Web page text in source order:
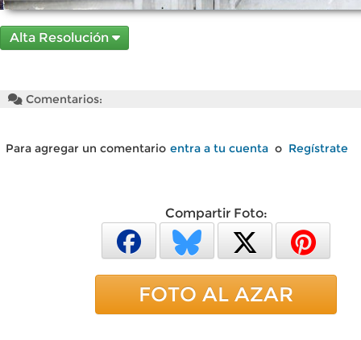
Alta Resolución
Comentarios:
Para agregar un comentario entra a tu cuenta o Regístrate
Compartir Foto:
FOTO AL AZAR